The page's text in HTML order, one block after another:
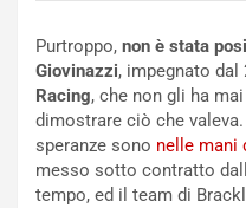
Purtroppo, non è stata
Giovinazzi, impegnato dal
Racing, che non gli ha
dimostrare ciò che
speranze sono nelle mani
messo sotto contratto
tempo, ed il team di
o
d
a
u
n
S
a
F
A
S
m